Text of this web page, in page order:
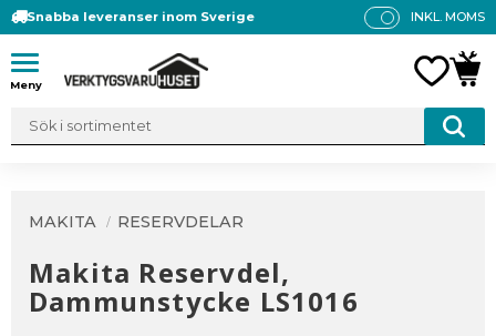
Meny
Snabba leveranser inom Sverige
P
INKL. MOMS
MAKITA RESERVDELAR
Makita Reservdel,
Dammunstycke LS1016